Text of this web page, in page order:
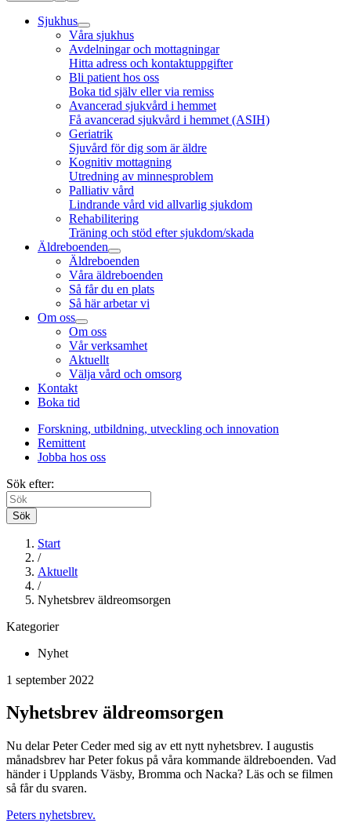
Sjukhus
Våra sjukhus
Avdelningar och mottagningar
Hitta adress och kontaktuppgifter
Bli patient hos oss
Boka tid själv eller via remiss
Avancerad sjukvård i hemmet
Få avancerad sjukvård i hemmet (ASIH)
Geriatrik
Sjuvård för dig som är äldre
Kognitiv mottagning
Utredning av minnesproblem
Palliativ vård
Lindrande vård vid allvarlig sjukdom
Rehabilitering
Träning och stöd efter sjukdom/skada
Äldreboenden
Äldreboenden
Våra äldreboenden
Så får du en plats
Så här arbetar vi
Om oss
Om oss
Vår verksamhet
Aktuellt
Välja vård och omsorg
Kontakt
Boka tid
Forskning, utbildning, utveckling och innovation
Remittent
Jobba hos oss
Sök efter:
Sök
Start
/
Aktuellt
/
Nyhetsbrev äldreomsorgen
Kategorier
Nyhet
1 september 2022
Nyhetsbrev äldreomsorgen
Nu delar Peter Ceder med sig av ett nytt nyhetsbrev. I augustis
månadsbrev har Peter fokus på våra kommande äldreboenden. Vad
händer i Upplands Väsby, Bromma och Nacka? Läs och se filmen
så får du svaren.
Peters nyhetsbrev.